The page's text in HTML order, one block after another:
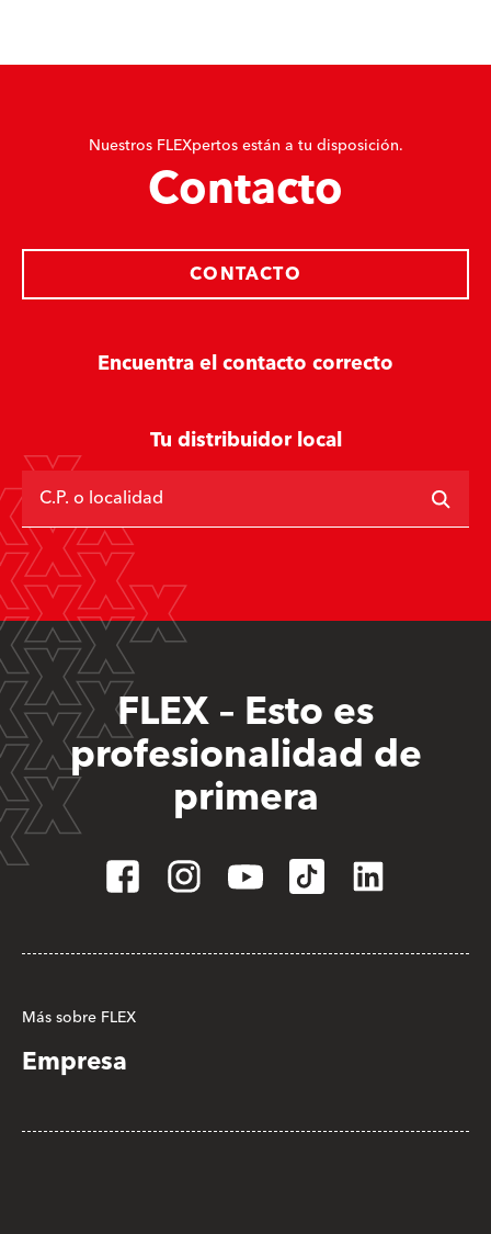
Nuestros FLEXpertos están a tu disposición.
Contacto
Encuentra el contacto correcto
CONTACTO
Tu distribuidor local
C.P. o localidad
FLEX – Esto es
profesionalidad de
primera
Más sobre FLEX
Empresa